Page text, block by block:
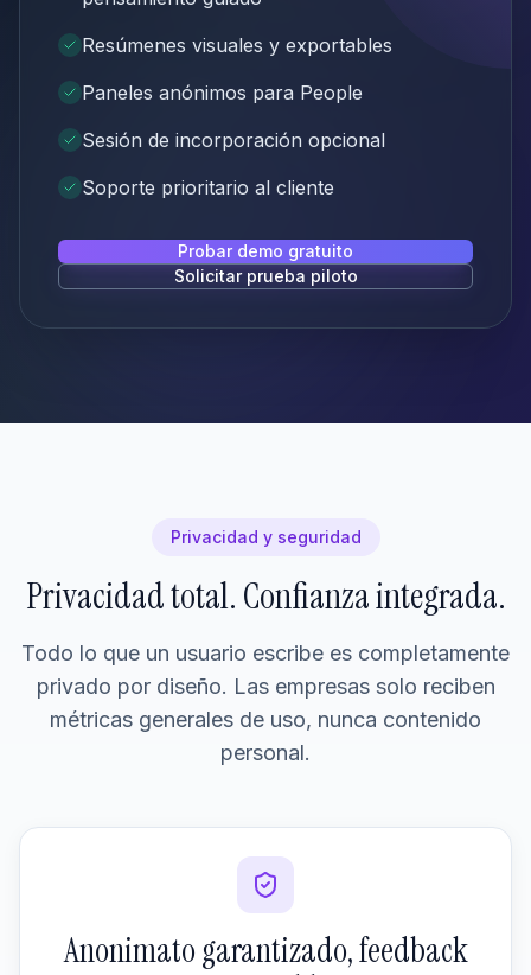
Resúmenes visuales y exportables
Paneles anónimos para People
Sesión de incorporación opcional
Soporte prioritario al cliente
Probar demo gratuito
Solicitar prueba piloto
Privacidad y seguridad
Privacidad total. Confianza integrada.
Todo lo que un usuario escribe es completamente
privado por diseño. Las empresas solo reciben
métricas generales de uso, nunca contenido
personal.
Anonimato garantizado, feedback